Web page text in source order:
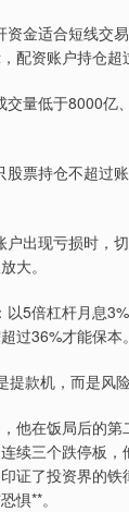
资金适合短线交
配资账户持仓超
交量低于8000亿
股票持仓不超过
户出现亏损时，
大。
以5倍杠杆月息
过36%才能保本。
提款机，而是风
他在饭局后的
续三个跌停板
证了投资界的铁
惧**。